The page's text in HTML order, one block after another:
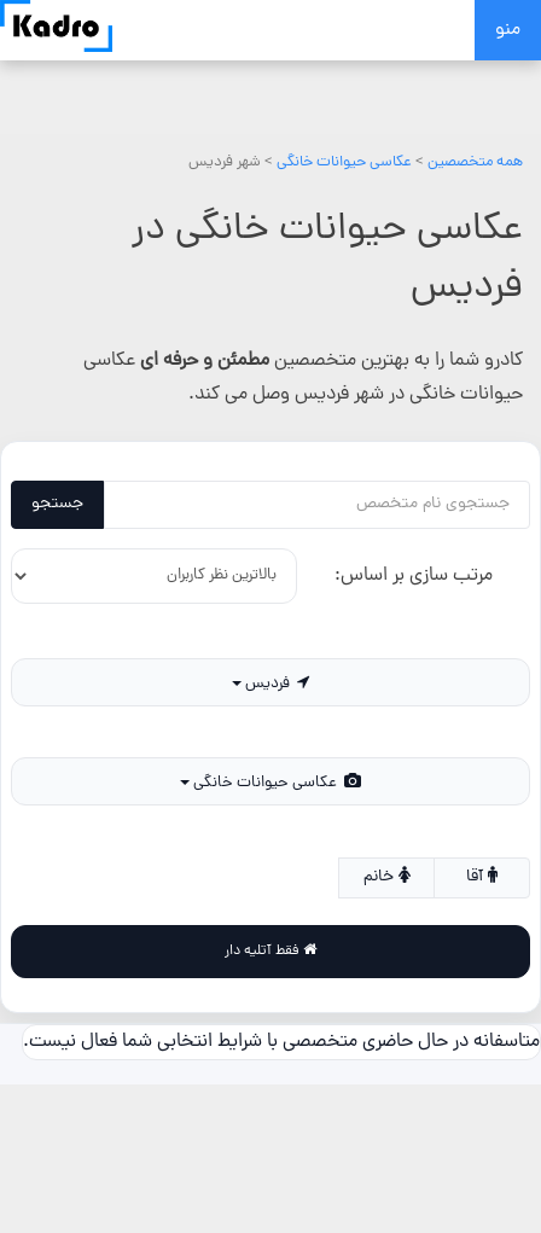
Skip
منو
همه متخصصین > عکاسی حیوانات خانگی > شهر فردیس
عکاسی حیوانات خانگی در
فردیس
کادرو شما را به بهترین متخصصینمطمئن و حرفه ایعکاسی
حیوانات خانگی در شهر فردیس وصل می کند.
جستجو
مرتب سازی بر اساس:
خانم
متاسفانه در حال حاضری متخصصی با شرایط انتخابی شما فعال نیست.